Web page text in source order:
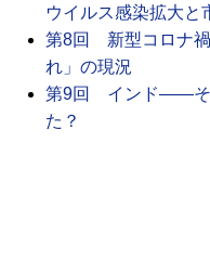
ウイルス感染拡大と
第8回 新型コロナ
れ」の現況
第9回 インド――そ
た？